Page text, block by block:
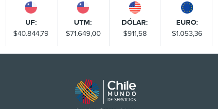
UF:
$40.844,79
UTM:
$71.649,00
DÓLAR:
$911,58
EURO:
$1.053,36